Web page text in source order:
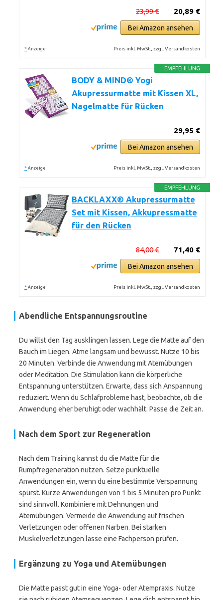
20,89 €
23,99 €
Bei Amazon ansehen
* Anzeige Preis inkl. MwSt., zzgl. Versandkosten
EMPFEHLUNG
BODY & MIND® Yogi
Akupressurmatte mit Kissen XL,
Nagelmatte für Rücken
29,95 €
Bei Amazon ansehen
* Anzeige Preis inkl. MwSt., zzgl. Versandkosten
EMPFEHLUNG
BACKLAXX® Akupressurmatte
Set mit Kissen, Akkupressmatte
für den Rücken
71,40 €
84,00 €
Bei Amazon ansehen
* Anzeige Preis inkl. MwSt., zzgl. Versandkosten
Abendliche Entspannungsroutine
Du willst den Tag ausklingen lassen. Lege die Matte auf den
Bauch im Liegen. Atme langsam und bewusst. Nutze 10 bis
20 Minuten. Verbinde die Anwendung mit Atemübungen
oder Meditation. Die Stimulation kann die körperliche
Entspannung unterstützen. Erwarte, dass sich Anspannung
reduziert. Wenn du Schlafprobleme hast, beobachte, ob die
Anwendung eher beruhigt oder wachhält. Passe die Zeit an.
Nach dem Sport zur Regeneration
Nach dem Training kannst du die Matte für die
Rumpfregeneration nutzen. Setze punktuelle
Anwendungen ein, wenn du eine bestimmte Verspannung
spürst. Kurze Anwendungen von 1 bis 5 Minuten pro Punkt
sind sinnvoll. Kombiniere mit Dehnungen und
Atemübungen. Vermeide die Anwendung auf frischen
Verletzungen oder offenen Narben. Bei starken
Muskelverletzungen lasse eine Fachperson prüfen.
Ergänzung zu Yoga und Atemübungen
Die Matte passt gut in eine Yoga- oder Atempraxis. Nutze